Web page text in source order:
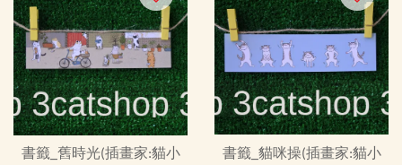
書籤_舊時光(插畫家:貓小
書籤_貓咪操(插畫家:貓小